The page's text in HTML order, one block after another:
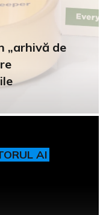
„arhivă de
AI